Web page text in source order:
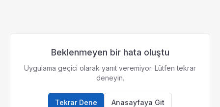
Beklenmeyen bir hata oluştu
Uygulama geçici olarak yanıt veremiyor. Lütfen tekrar
deneyin.
Tekrar Dene Anasayfaya Git